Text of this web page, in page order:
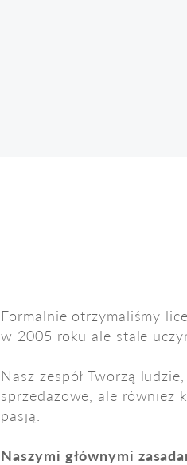
Formalnie otrzymaliśmy
w 2005 roku ale stale
Nasz zespół Tworzą
sprzedażowe, ale również
pasją.
Naszymi głównymi